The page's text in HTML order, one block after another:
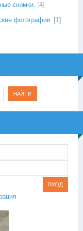
снимки. [4]
фотографии. [1]